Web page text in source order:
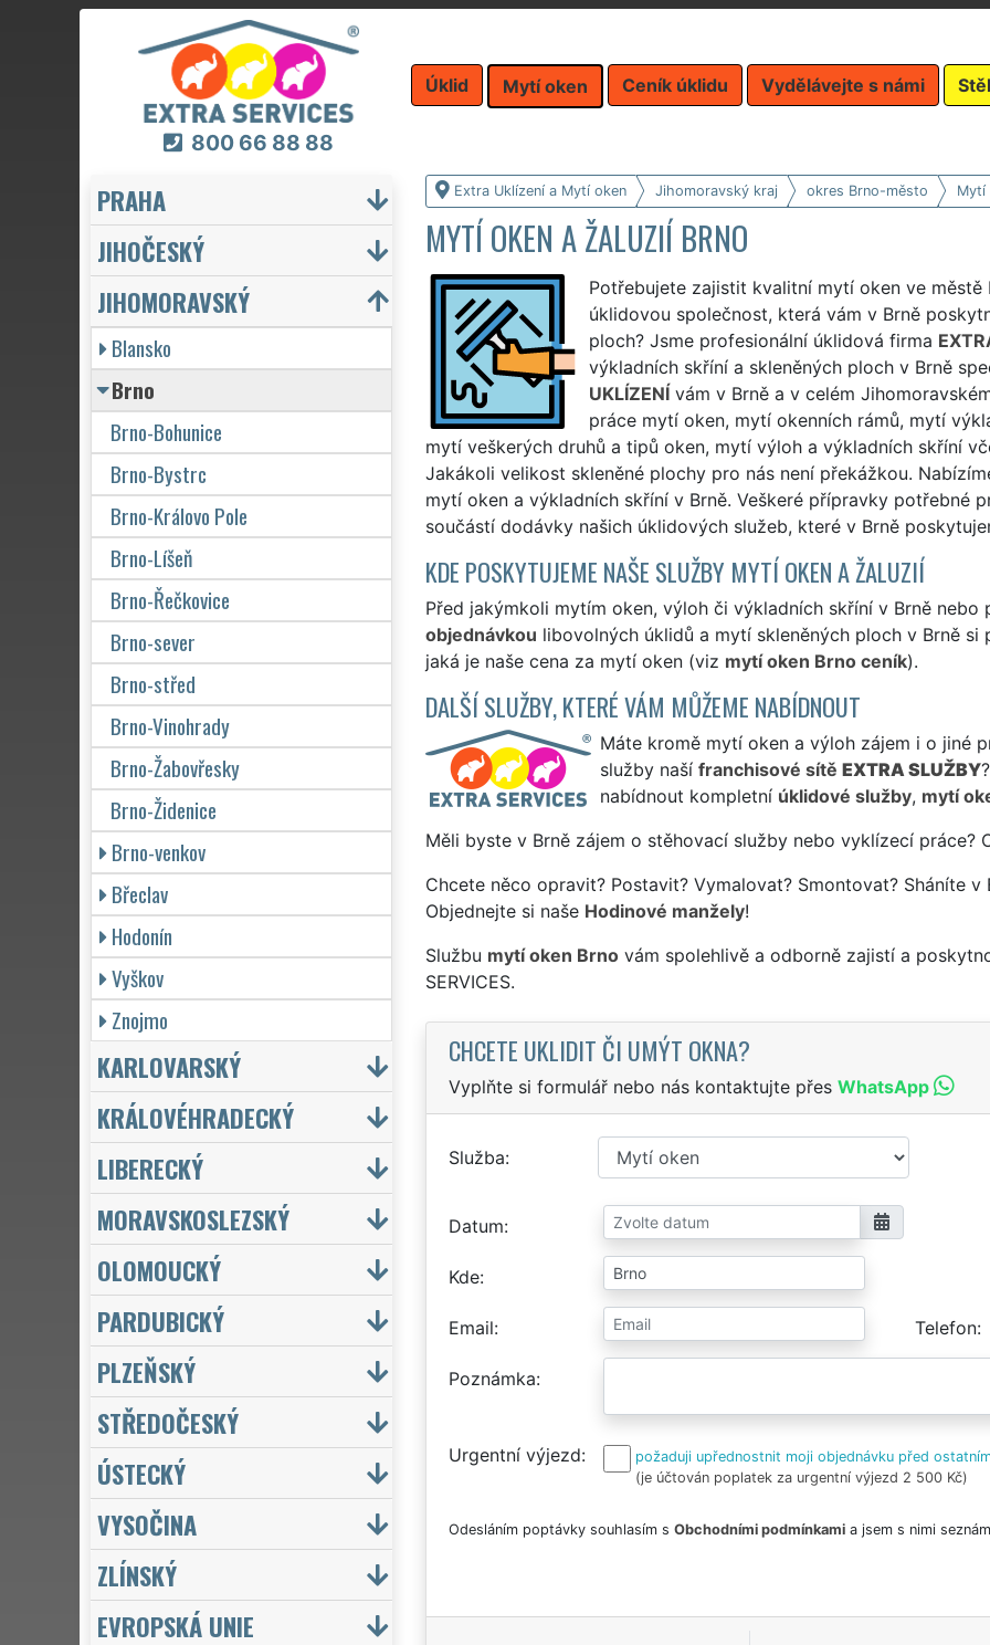
800 66 88 88
Úklid Mytí oken Ceník úklidu Vydělávejte s námi
Extra Uklízení a Mytí oken Jihomoravský kraj okres Brno-město Mytí
MYTÍ OKEN A ŽALUZIÍ BRNO
Potřebujete zajistit kvalitní mytí oken ve
úklidovou společnost, která vám v Brně
ploch? Jsme profesionální úklidová firma
výkladních skříní a skleněných ploch v Brně
UKLÍZENÍvám v Brně a v celém
práce mytí oken, mytí okenních rámů, mytí
mytí veškerých druhů a tipů oken, mytí výloh a výkladních skříní
Jakákoli velikost skleněné plochy pro nás není překážkou.
mytí oken a výkladních skříní v Brně. Veškeré přípravky potřebné
součástí dodávky našich úklidových služeb, které v Brně
KDE POSKYTUJEME NAŠE SLUŽBY MYTÍ OKEN A ŽALUZIÍ
Před jakýmkoli mytím oken, výloh či výkladních skříní v Brně nebo
objednávkou libovolných úklidů a mytí skleněných ploch v Brně si
jaká je naše cena za mytí oken (viz mytí oken Brno ceník).
DALŠÍ SLUŽBY, KTERÉ VÁM MŮŽEME NABÍDNOUT
Máte kromě mytí oken a výloh zájem i o jiné
služby naší franchisové sítě EXTRA SLUŽBY
nabídnout kompletní úklidové služby, mytí
Měli byste v Brně zájem o stěhovací služby nebo vyklízecí práce?
Chcete něco opravit? Postavit? Vymalovat? Smontovat? Sháníte
Objednejte si naše Hodinové manžely!
Službu mytí oken Brnovám spolehlivě a odborně zajistí a
SERVICES.
CHCETE UKLIDIT ČI UMÝT OKNA?
Vyplňte si formulář nebo nás kontaktujte přes WhatsApp
Služba
Datum
Kde
Email Telefon
Poznámka
Urgentní výjezd
požaduji upřednostnit moji objednávku před
(je účtován poplatek za urgentní výjezd 2 500 Kč)
Odesláním poptávky souhlasím s Obchodními podmínkamia jsem s nimi
PRAHA
JIHOČESKÝ
JIHOMORAVSKÝ
Blansko
Brno
Brno-Bohunice
Brno-Bystrc
Brno-Královo Pole
Brno-Líšeň
Brno-Řečkovice
Brno-sever
Brno-střed
Brno-Vinohrady
Brno-Žabovřesky
Brno-Židenice
Brno-venkov
Břeclav
Hodonín
Vyškov
Znojmo
KARLOVARSKÝ
KRÁLOVÉHRADECKÝ
LIBERECKÝ
MORAVSKOSLEZSKÝ
OLOMOUCKÝ
PARDUBICKÝ
PLZEŇSKÝ
STŘEDOČESKÝ
ÚSTECKÝ
VYSOČINA
ZLÍNSKÝ
EVROPSKÁ UNIE